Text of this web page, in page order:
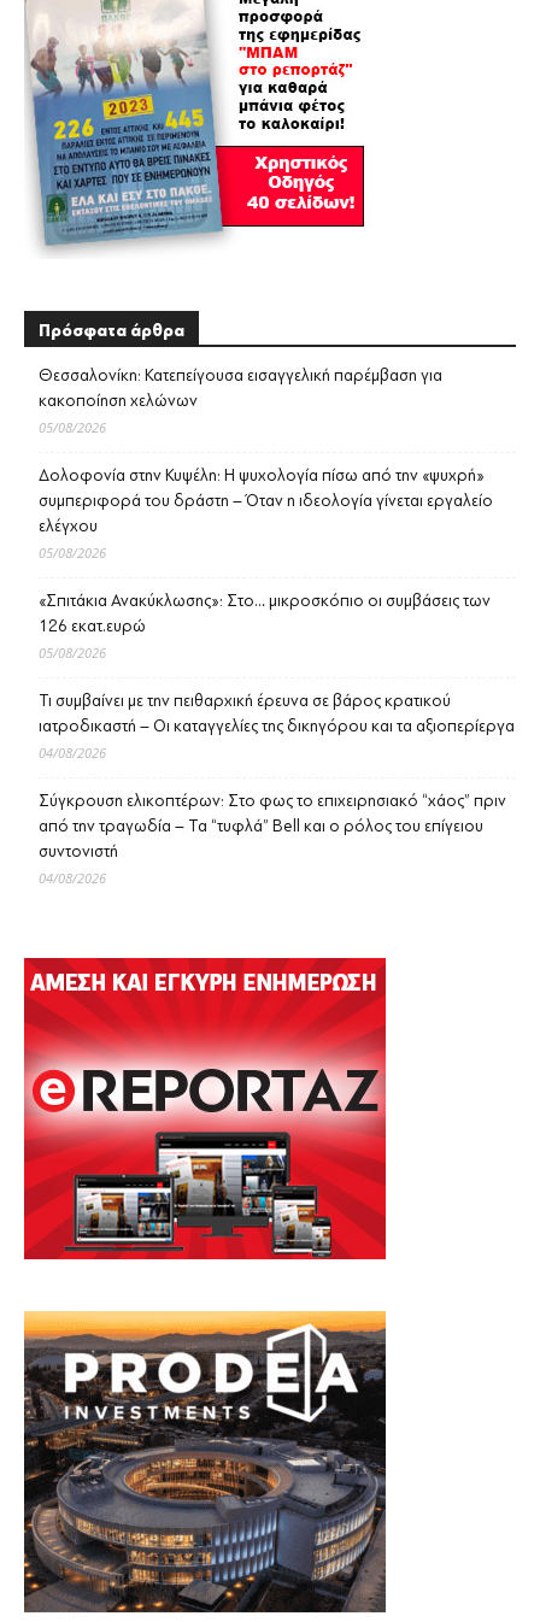
Πρόσφατα άρθρα
Θεσσαλονίκη: Κατεπείγουσα εισαγγελική παρέμβαση για
κακοποίηση χελώνων
05/08/2026
Δολοφονία στην Κυψέλη: Η ψυχολογία πίσω από την «ψυχρή»
συμπεριφορά του δράστη – Όταν η ιδεολογία γίνεται εργαλείο
ελέγχου
05/08/2026
«Σπιτάκια Ανακύκλωσης»: Στο… μικροσκόπιο οι συμβάσεις των
126 εκατ.ευρώ
05/08/2026
Τι συμβαίνει με την πειθαρχική έρευνα σε βάρος κρατικού
ιατροδικαστή – Οι καταγγελίες της δικηγόρου και τα αξιοπερίεργα
04/08/2026
Σύγκρουση ελικοπτέρων: Στο φως το επιχειρησιακό “χάος” πριν
από την τραγωδία – Τα “τυφλά” Bell και ο ρόλος του επίγειου
συντονιστή
04/08/2026